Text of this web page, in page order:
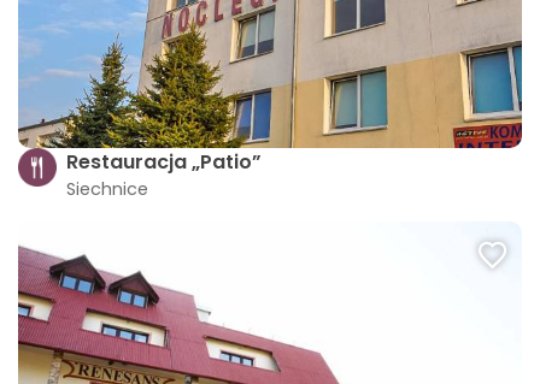
Restauracja „Patio”
Siechnice